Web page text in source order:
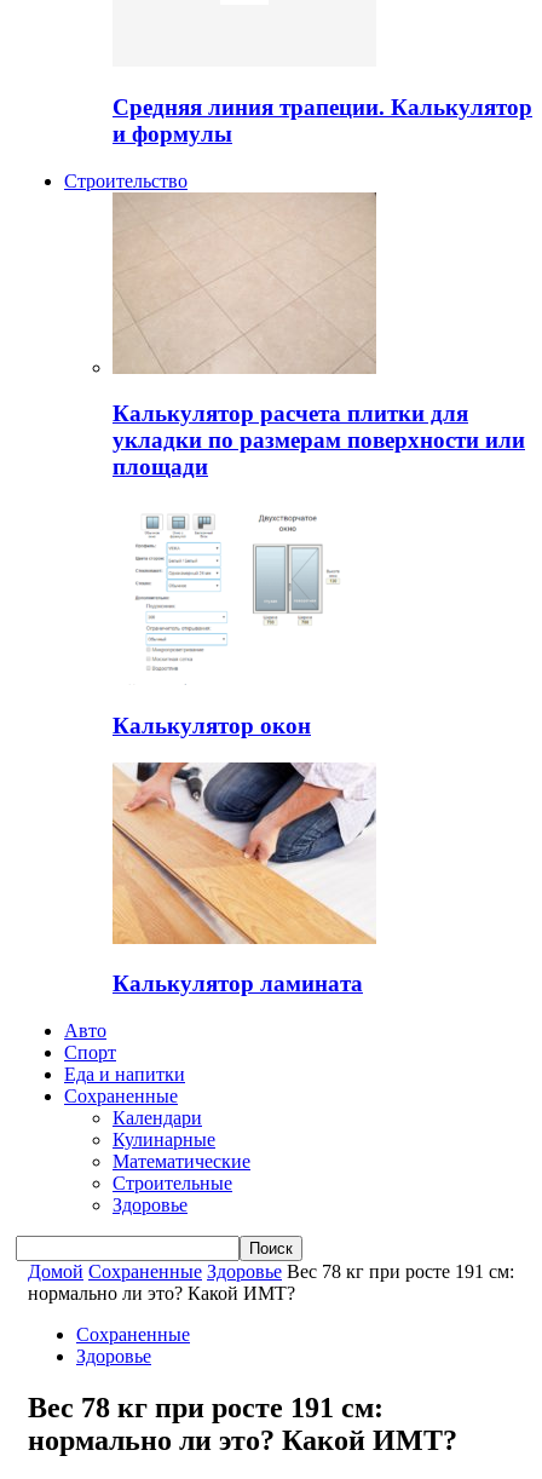
Средняя линия трапеции. Калькулятор
и формулы
Строительство
Калькулятор расчета плитки для
укладки по размерам поверхности или
площади
Калькулятор окон
Калькулятор ламината
Авто
Спорт
Еда и напитки
Сохраненные
Календари
Кулинарные
Математические
Строительные
Здоровье
Домой Сохраненные Здоровье Вес 78 кг при росте 191 см:
нормально ли это? Какой ИМТ?
Сохраненные
Здоровье
Вес 78 кг при росте 191 см:
нормально ли это? Какой ИМТ?